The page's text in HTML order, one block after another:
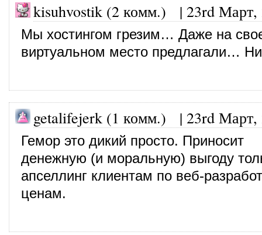
kisuhvostik (2 комм.) | 23rd Март,
Мы хостингом грезим… Даже на
виртуальном место предлагали…
getalifejerk (1 комм.) | 23rd Март,
Гемор это дикий просто. Приносит
денежную (и моральную) выгоду
апселлинг клиентам по веб-
ценам.